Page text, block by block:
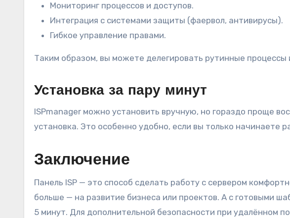
Мониторинг процессов и доступов.
Интеграция с системами защиты (фаервол, антивирусы).
Гибкое управление правами.
Таким образом, вы можете делегировать рутинные
Установка за пару минут
ISPmanager можно установить вручную, но гораздо проще
установка. Это особенно удобно, если вы только начинаете
Заключение
Панель ISP — это способ сделать работу с сервером
больше — на развитие бизнеса или проектов. А с готовыми
5 минут. Для дополнительной безопасности при удалённом